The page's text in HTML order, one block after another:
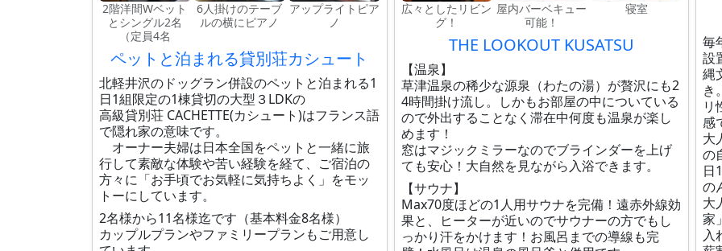
2階洋間Wベット
とシングル2名
（定員4名
6人掛けのテーブ
ルの横にピアノ
アップライトピア
ノ
ペットと泊まれる貸別荘カシュート
北軽井沢のドッグラン併設のペットと泊まれる1
日1組限定の1棟貸切の大型３LDKの
高級貸別荘 CACHETTE(カシュート)はフランス語
で隠れ家の意味です。
オーナー夫婦は日本全国をペットと一緒に旅
行して素敵な体験や苦い経験を経て、ご宿泊の
方々に「お手頃でお気軽に気持ちよく」をモッ
トーにしています。
2名様から11名様迄です（基本料金8名様）
カップルプランやファミリープランもご用意し
広々としたリビン
グ！
屋内バーベキュー
可能！
寝室
THE LOOKOUT KUSATSU
【温泉】
草津温泉の稀少な源泉（わたの湯）が贅沢にも2
4時間掛け流し。しかもお部屋の中についている
ので外出することなく滞在中何度も温泉が楽し
めます！
窓はマジックミラーなのでブラインダーを上げ
ても安心！大自然を見ながら入浴できます。
【サウナ】
Max70度ほどの1人用サウナを完備！遠赤外線効
果と、ヒーターが近いのでサウナーの方でもし
っかり汗をかけます！お風呂までの導線も完
毎
設
縄
き
リ
感
大
の
日
の
大
家
入